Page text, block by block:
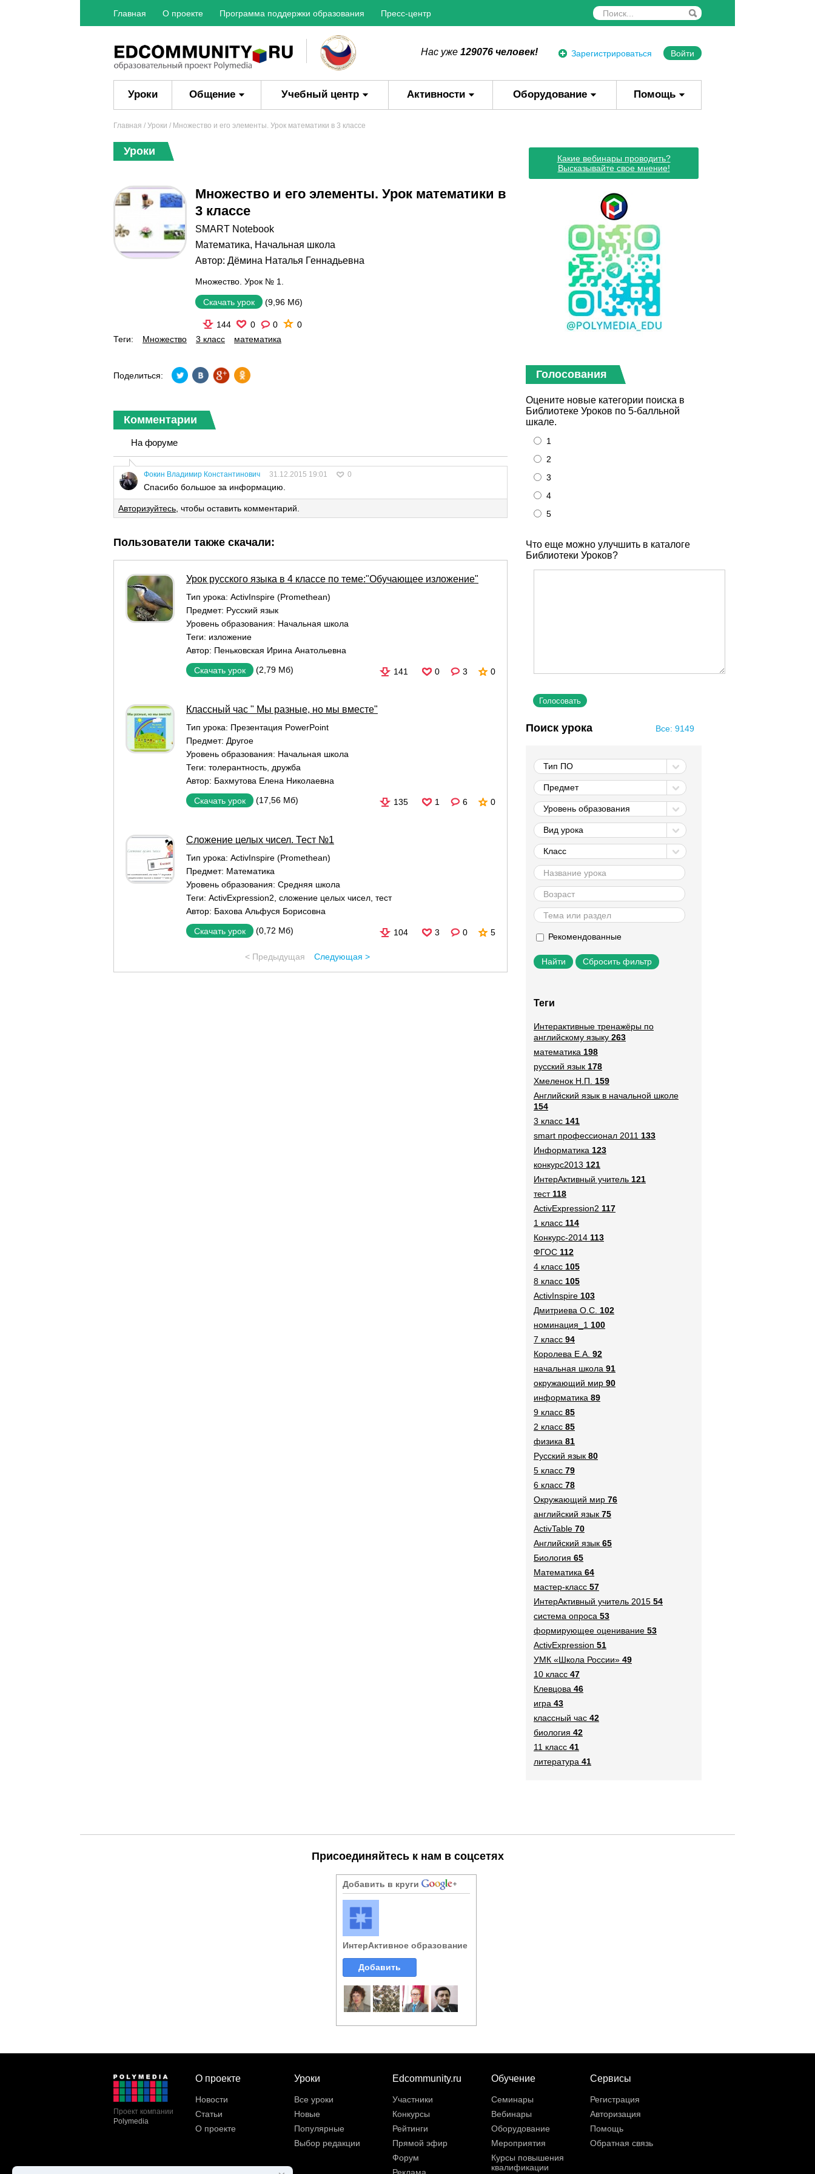
Главная О проекте Программа поддержки образования Пресс-центр
Зарегистрироваться Войти
Нас уже 129076 человек!
Уроки Общение Учебный центр Активности Оборудование Помощь
Главная / Уроки / Множество и его элементы. Урок математики в 3 классе
Уроки
Множество и его элементы. Урок математики в
3 классе
SMART Notebook
Математика, Начальная школа
Автор: Дёмина Наталья Геннадьевна
Множество. Урок № 1.
Скачать урок (9,96 Мб)
144 0 0
0
Теги:
Множество 3 класс математика
Поделиться:
Комментарии
На форуме
Фокин Владимир Константинович 31.12.2015 19:01 0
Спасибо большое за информацию.
Авторизуйтесь , чтобы оставить комментарий.
Пользователи также скачали:
Урок русского языка в 4 классе по теме:"Обучающее изложение"
Тип урока: ActivInspire (Promethean)
Предмет: Русский язык
Уровень образования: Начальная школа
Теги: изложение
Автор: Пеньковская Ирина Анатольевна
Скачать урок (2,79 Мб) 141 0 3 0
Классный час " Мы разные, но мы вместе"
Тип урока: Презентация PowerPoint
Предмет: Другое
Уровень образования: Начальная школа
Теги: толерантность дружба
Автор: Бахмутова Елена Николаевна
Скачать урок (17,56 Мб) 135 1 6 0
Сложение целых чисел. Тест №1
Тип урока: ActivInspire (Promethean)
Предмет: Математика
Уровень образования: Средняя школа
Теги: ActivExpression2 сложение целых чисел тест
Автор: Бахова Альфуся Борисовна
Скачать урок (0,72 Мб) 104 3 0 5
< Предыдущая Следующая >
Какие вебинары проводить?
Высказывайте свое мнение!
Голосования
Оцените новые категории поиска в
Библиотеке Уроков по 5-балльной
шкале.
1
2
3
4
5
Что еще можно улучшить в каталоге
Библиотеки Уроков?
Все: 9149
Поиск урока
Тип ПО
Предмет
Уровень образования
Вид урока
Класс
Рекомендованные
Сбросить фильтр
Теги
Интерактивные тренажёры по
английскому языку 263
математика 198
русский язык 178
Хмеленок Н.П.
159
Английский язык в начальной школе
154
3 класс 141
smart профессионал 2011 133
Информатика 123
конкурс2013 121
ИнтерАктивный учитель 121
тест118
ActivExpression2 117
1 класс 114
Конкурс-2014 113
ФГОС 112
4 класс 105
8 класс 105
ActivInspire 103
Дмитриева О.С. 102
номинация_1 100
7 класс 94
Королева Е.А. 92
начальная школа 91
окружающий мир 90
информатика 89
9 класс 85
2 класс 85
физика 81
Русский язык 80
5 класс 79
6 класс 78
Окружающий мир 76
английский язык 75
ActivTable 70
Английский язык 65
Биология 65
Математика 64
мастер-класс 57
ИнтерАктивный учитель 2015 54
система опроса 53
формирующее оценивание 53
ActivExpression 51
УМК «Школа России» 49
10 класс 47
Клевцова 46
игра 43
классный час 42
биология 42
11 класс 41
литература 41
Присоединяйтесь к нам в соцсетях
Добавить в круги
ИнтерАктивное образование
Добавить
Проект компании
Polymedia
О проекте
Новости
Статьи
О проекте
Уроки
Все уроки
Новые
Популярные
Выбор редакции
Edcommunity.ru
Участники
Конкурсы
Рейтинги
Прямой эфир
Форум
Реклама
Обучение
Семинары
Вебинары
Оборудование
Мероприятия
Курсы повышения
квалификации
Сервисы
Регистрация
Авторизация
Помощь
Обратная связь